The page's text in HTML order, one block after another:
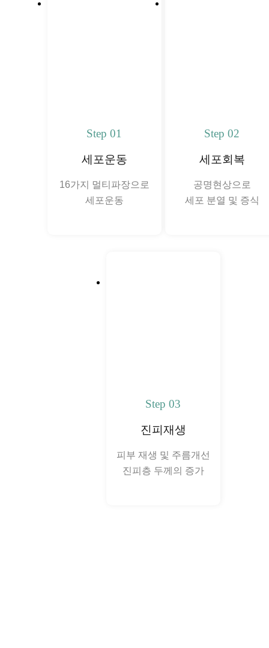
Step 01
세포운동
16가지 멀티파장으로
세포운동
Step 02
세포회복
공명현상으로
세포 분열 및 증식
Step 03
진피재생
피부 재생 및 주름개선
진피층 두께의 증가